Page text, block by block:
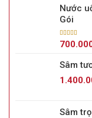
sao
Nước
Gói
Được xếp
sao
Sâm
Sâm